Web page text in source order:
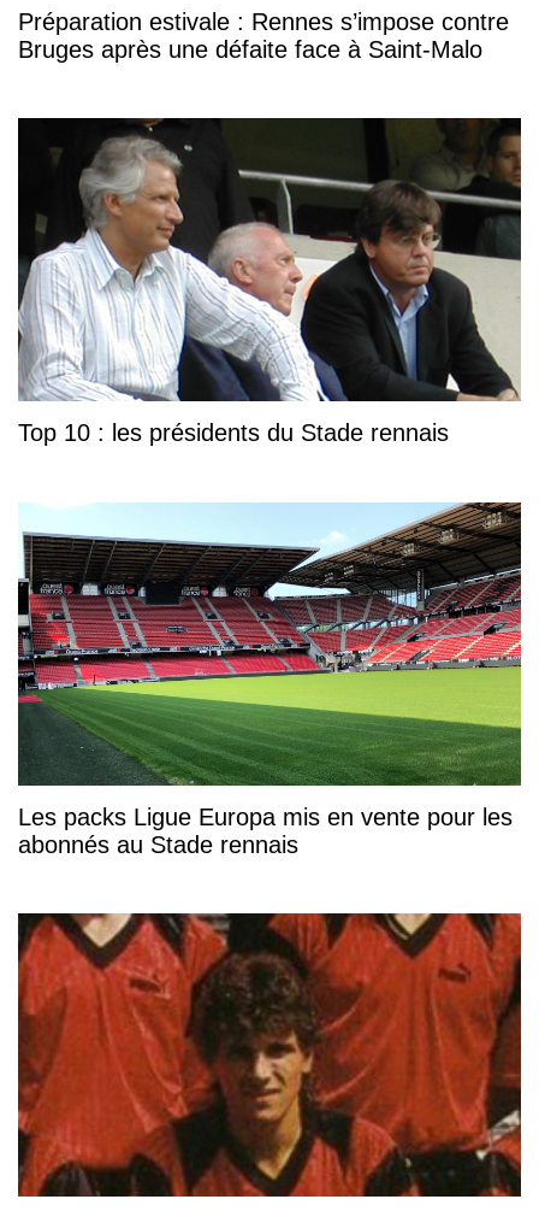
Préparation estivale : Rennes s’impose contre
Bruges après une défaite face à Saint-Malo
Top 10 : les présidents du Stade rennais
Les packs Ligue Europa mis en vente pour les
abonnés au Stade rennais